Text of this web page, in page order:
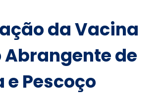
da Vacina
Abrangente de
Pescoço